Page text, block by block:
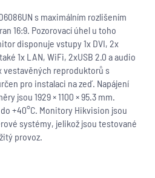
s maximálním rozlišením
16:9. Pozorovací úhel u toho
disponuje vstupy 1x DVI, 2x
1x LAN, WiFi, 2xUSB 2.0 a audio
reproduktorů s
pro instalaci na zeď. Napájení
jsou 1929 × 1100 × 95.3 mm.
+40°C. Monitory Hikvision jsou
systémy, jelikož jsou testované
provoz.